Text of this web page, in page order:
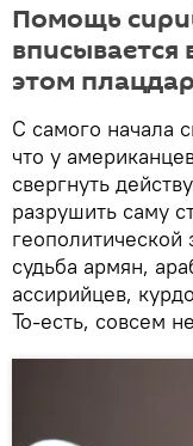
Помощь
вписывается
этом
С самого начала
что у
свергнуть
разрушить саму
геополитической
судьба армян,
ассирийцев,
То-есть, совсем